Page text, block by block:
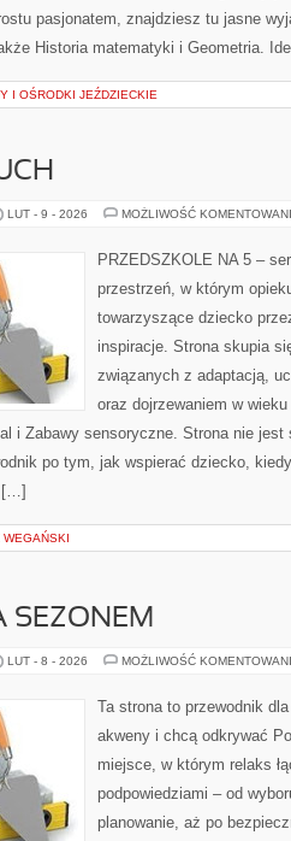
pasjonatem, znajdziesz tu jasne
Historia matematyki i Geometria.
I OŚRODKI JEŹDZIECKIE
LUT - 9 - 2026 MOŻLIWOŚĆ
PRZEDSZKOLE NA 5 –
przestrzeń, w którym
towarzyszące dziecko
inspiracje. Strona skupia
związanych z adaptacją,
oraz dojrzewaniem w
i Zabawy sensoryczne. Strona nie jest
po tym, jak wspierać dziecko,
[…]
WEGAŃSKI
SEZONEM
LUT - 8 - 2026 MOŻLIWOŚĆ
Ta strona to przewodnik
akweny i chcą odkrywać
miejsce, w którym relaks
podpowiedziami – od
planowanie, aż po